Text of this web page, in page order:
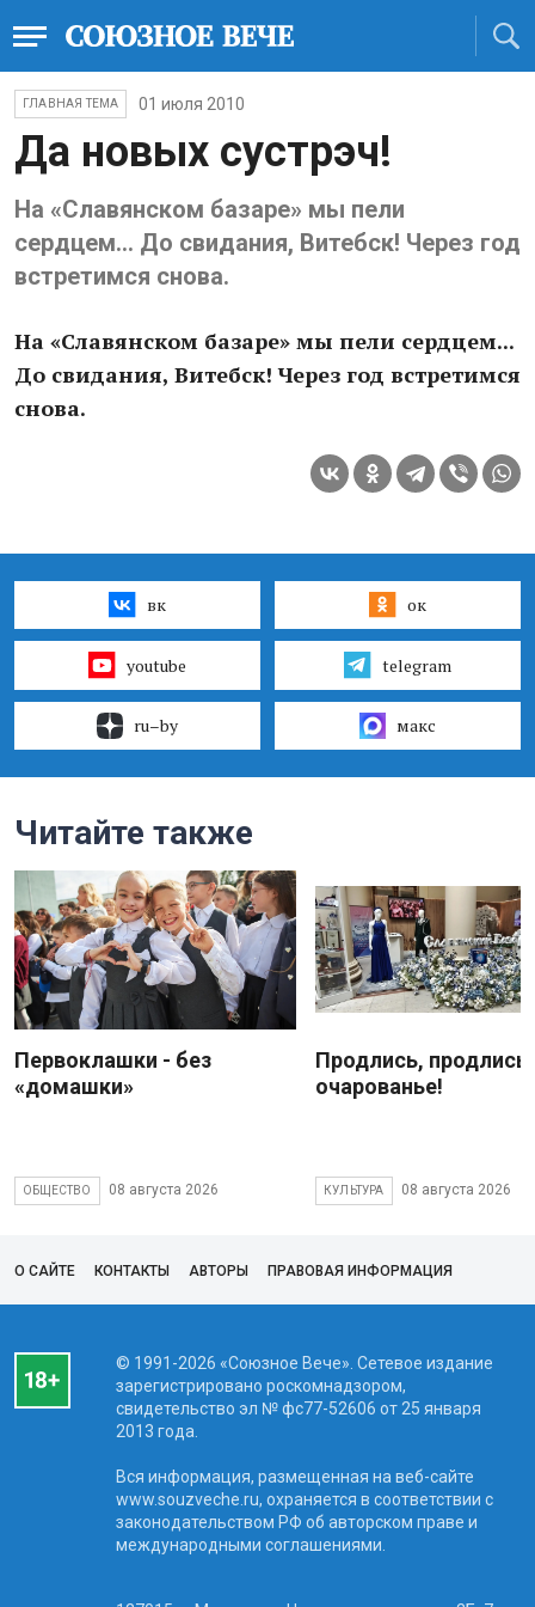
ГЛАВНАЯ ТЕМА 01 июля 2010
Да новых сустрэч!
На «Славянском базаре» мы пели
сердцем... До свидания, Витебск! Через год
встретимся снова.
На «Славянском базаре» мы пели сердцем...
До свидания, Витебск! Через год встретимся
снова.
вк ок
youtube telegram
ru–by макс
Читайте также
Первоклашки - без
«домашки»
ОБЩЕСТВО 08 августа 2026
Продлись, продлись
очарованье!
КУЛЬТУРА 08 августа 2026
О САЙТЕ КОНТАКТЫ АВТОРЫ ПРАВОВАЯ ИНФОРМАЦИЯ
© 1991-2026 «Союзное Вече». Сетевое издание
зарегистрировано роскомнадзором,
свидетельство эл № фc77-52606 от 25 января
2013 года.
Вся информация, размещенная на веб-сайте
www.souzveche.ru, охраняется в соответствии с
законодательством РФ об авторском праве и
международными соглашениями.